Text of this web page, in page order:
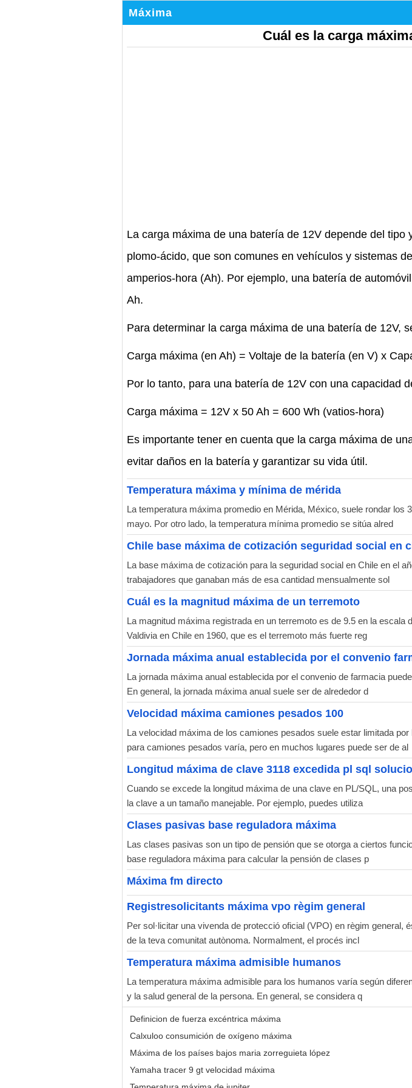
Máxima
Cuál es la carga
La carga máxima de una batería de 12V depende del
plomo-ácido, que son comunes en vehículos y sistemas
amperios-hora (Ah). Por ejemplo, una batería de
Ah.
Para determinar la carga máxima de una batería de 12V,
Carga máxima (en Ah) = Voltaje de la batería (en V) x
Por lo tanto, para una batería de 12V con una capacidad
Carga máxima = 12V x 50 Ah = 600 Wh (vatios-hora)
Es importante tener en cuenta que la carga máxima de
evitar daños en la batería y garantizar su vida útil.
Temperatura máxima y mínima de mérida
La temperatura máxima promedio en Mérida, México, suele rondar
mayo. Por otro lado, la temperatura mínima promedio se sitúa alred
Chile base máxima de cotización seguridad social en
La base máxima de cotización para la seguridad social en Chile en el
trabajadores que ganaban más de esa cantidad mensualmente sol
Cuál es la magnitud máxima de un terremoto
La magnitud máxima registrada en un terremoto es de 9.5 en la
Valdivia en Chile en 1960, que es el terremoto más fuerte reg
Jornada máxima anual establecida por el convenio
La jornada máxima anual establecida por el convenio de farmacia
En general, la jornada máxima anual suele ser de alrededor d
Velocidad máxima camiones pesados 100
La velocidad máxima de los camiones pesados suele estar limitada
para camiones pesados varía, pero en muchos lugares puede ser de al
Longitud máxima de clave 3118 excedida pl sql
Cuando se excede la longitud máxima de una clave en PL/SQL, una
la clave a un tamaño manejable. Por ejemplo, puedes utiliza
Clases pasivas base reguladora máxima
Las clases pasivas son un tipo de pensión que se otorga a ciertos
base reguladora máxima para calcular la pensión de clases p
Máxima fm directo
Registresolicitants máxima vpo règim general
Per sol·licitar una vivenda de protecció oficial (VPO) en règim
de la teva comunitat autònoma. Normalment, el procés incl
Temperatura máxima admisible humanos
La temperatura máxima admisible para los humanos varía según
y la salud general de la persona. En general, se considera q
Definicion de fuerza excéntrica máxima
Calxuloo consumición de oxígeno máxima
Máxima de los países bajos maria zorreguieta lópez
Yamaha tracer 9 gt velocidad máxima